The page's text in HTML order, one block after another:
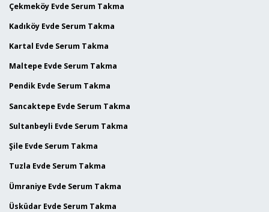
Çekmeköy Evde Serum Takma
Kadıköy Evde Serum Takma
Kartal Evde Serum Takma
Maltepe Evde Serum Takma
Pendik Evde Serum Takma
Sancaktepe Evde Serum Takma
Sultanbeyli Evde Serum Takma
Şile Evde Serum Takma
Tuzla Evde Serum Takma
Ümraniye Evde Serum Takma
Üsküdar Evde Serum Takma